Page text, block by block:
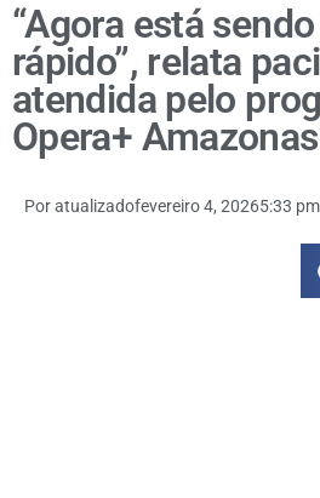
“Agora está
rápido”, relata
atendida pelo
Opera+ Amazonas
Poratualizadofevereiro 4, 20265:33 pm